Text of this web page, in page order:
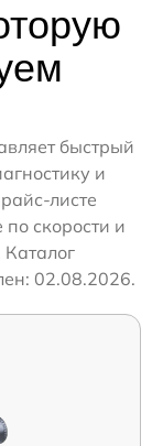
быстрый
и
листе
скорости и
Каталог
02.08.2026.